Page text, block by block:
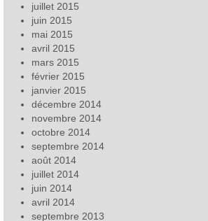
juillet 2015
juin 2015
mai 2015
avril 2015
mars 2015
février 2015
janvier 2015
décembre 2014
novembre 2014
octobre 2014
septembre 2014
août 2014
juillet 2014
juin 2014
avril 2014
septembre 2013